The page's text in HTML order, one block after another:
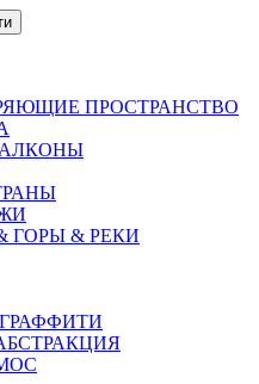
ПРОСТРАНСТВО
ГОРЫ & РЕКИ